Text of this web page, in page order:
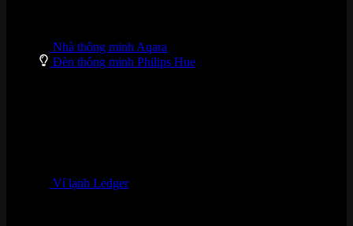
Nhà thông minh Aqara
Đèn thông minh Philips Hue
Ví lạnh Ledger